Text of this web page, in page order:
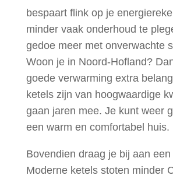
bespaart flink op je
minder vaak onderhoud te
gedoe meer met onverwachte
Woon je in Noord-Hofland?
goede verwarming extra
ketels zijn van hoogwaardige
gaan jaren mee. Je kunt weer
een warm en comfortabel huis.
Bovendien draag je bij aan
Moderne ketels stoten minder